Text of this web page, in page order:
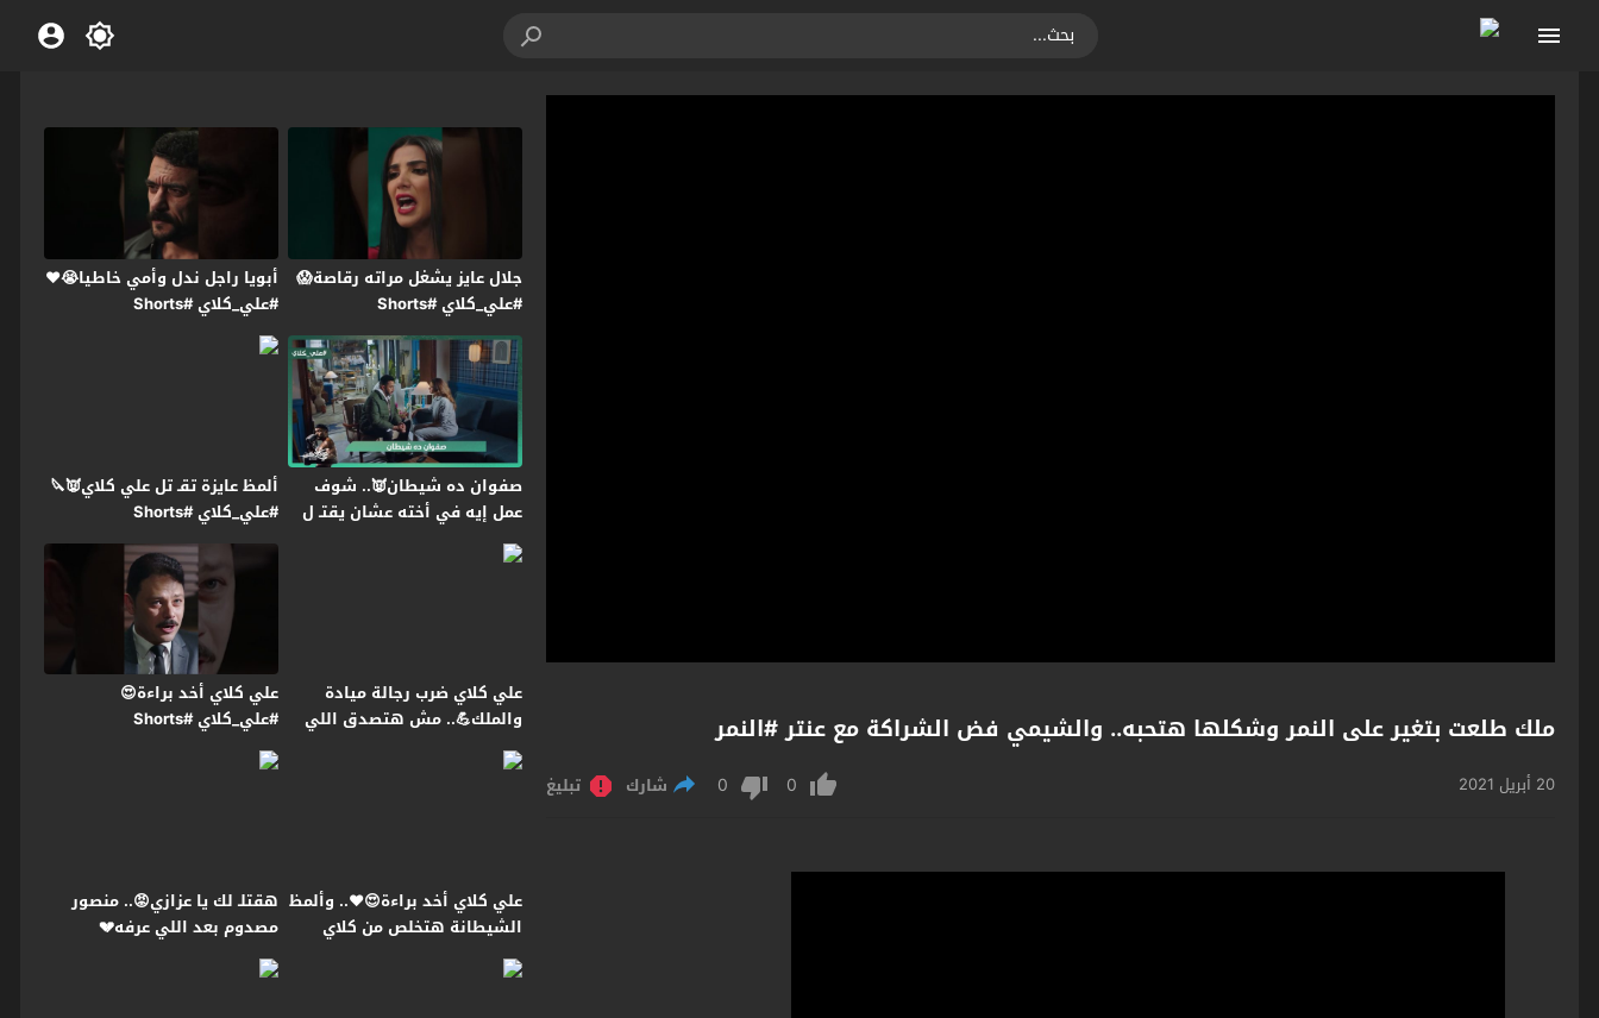
ملك طلعت بتغير على النمر وشكلها هتحبه.. والشيمي فض الشراكة مع عنتر #النمر
20 أبريل 2021 0
0 شارك تبليغ
جلال عايز يشغل مراته رقاصة😱
#علي_كلاي #Shorts
أبويا راجل ندل وأمي خاطيا😭❤️
#علي_كلاي #Shorts
صفوان ده شيطان👿.. شوف
عمل إيه في أخته عشان يقتـ ل
اللي في بطنها😭#علي_كلاي
ألمظ عايزة تقـ تل علي كلاي👿🔪
#علي_كلاي #Shorts
علي كلاي ضرب رجالة ميادة
والملك💪.. مش هتصدق اللي
حصل لـ روح😱#علي_كلاي
علي كلاي أخد براءة😍
#علي_كلاي #Shorts
علي كلاي أخد براءة😍❤️.. وألمظ
الشيطانة هتخلص من كلاي
عشان تورثه😱#علي_كلاي
هقتلـ لك يا عزازي😡.. منصور
مصدوم بعد اللي عرفه💔
#علي_كلاي #Shorts